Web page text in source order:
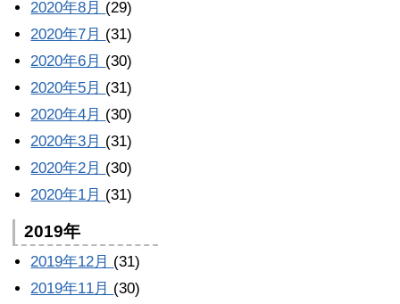
2020年8月 (29)
2020年7月 (31)
2020年6月 (30)
2020年5月 (31)
2020年4月 (30)
2020年3月 (31)
2020年2月 (30)
2020年1月 (31)
2019年
2019年12月 (31)
2019年11月 (30)